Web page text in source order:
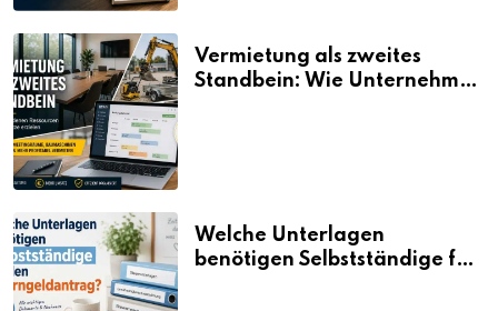
Vermietung als zweites
Standbein: Wie Unternehmen
Welche Unterlagen
benötigen Selbstständige für